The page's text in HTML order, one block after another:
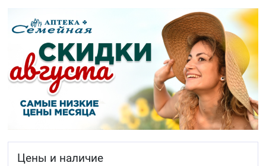
Цены и наличие